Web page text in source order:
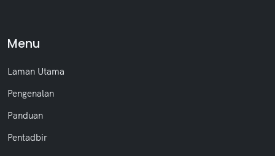
Menu
Laman Utama
Pengenalan
Panduan
Pentadbir